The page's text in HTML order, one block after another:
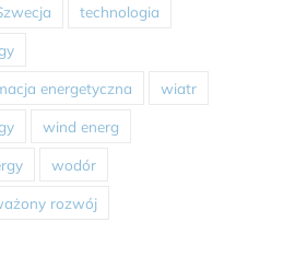
technologia
energetyczna wiatr
wind energ
wodór
rozwój